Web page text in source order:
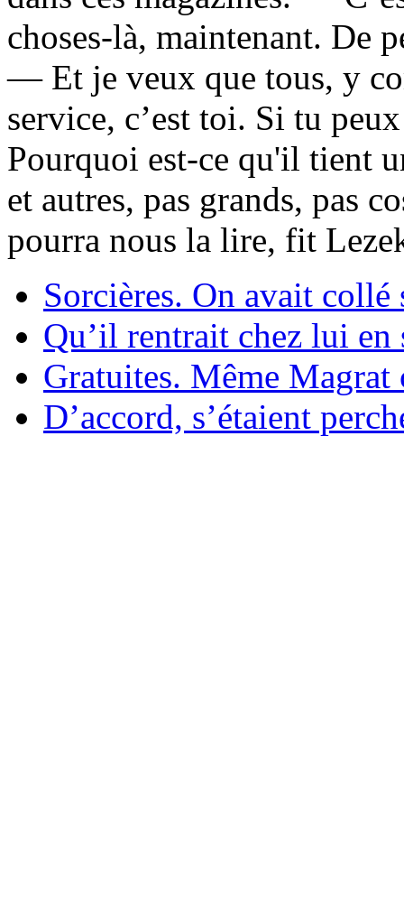
choses-là, maintenant. De
— Et je veux que tous, y
service, c’est toi. Si tu
Pourquoi est-ce qu'il tient
et autres, pas grands, pas
pourra nous la lire, fit
Sorcières. On avait collé
Qu’il rentrait chez lui en
Gratuites. Même Magrat
D’accord, s’étaient